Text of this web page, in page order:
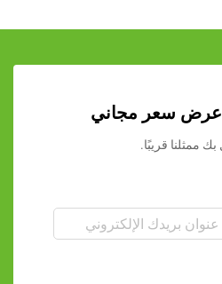
سعر مجاني
ممثلنا قريبًا.